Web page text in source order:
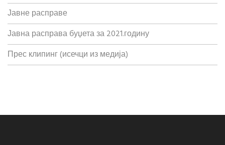
Јавне расправе
Јавна расправа буџета за 2021.годину
Прес клипинг (исечци из медија)